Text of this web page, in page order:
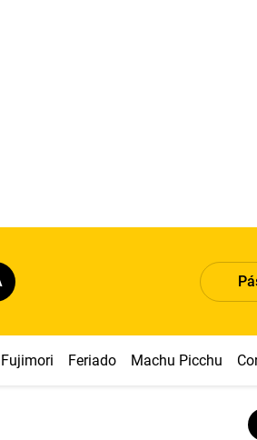
Feriado Machu Picchu